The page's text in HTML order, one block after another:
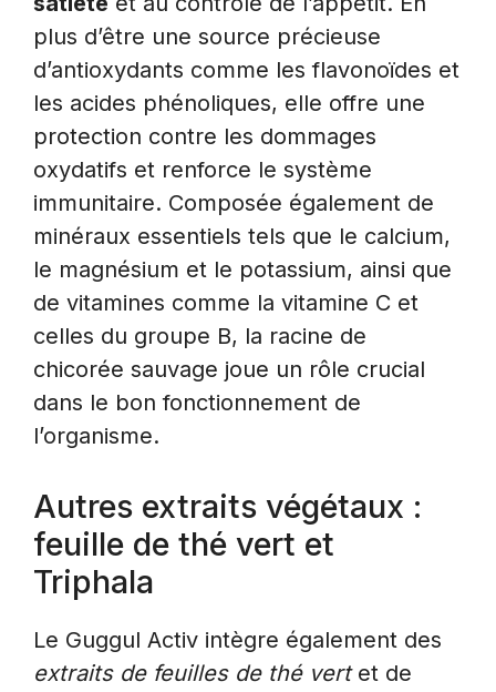
plus d’être une source précieuse
d’antioxydants comme les flavonoïdes et
les acides phénoliques, elle offre une
protection contre les dommages
oxydatifs et renforce le système
immunitaire. Composée également de
minéraux essentiels tels que le calcium,
le magnésium et le potassium, ainsi que
de vitamines comme la vitamine C et
celles du groupe B, la racine de
chicorée sauvage joue un rôle crucial
dans le bon fonctionnement de
l’organisme.
Autres extraits végétaux :
feuille de thé vert et
Triphala
Le Guggul Activ intègre également des
extraits de feuilles de thé vertet de